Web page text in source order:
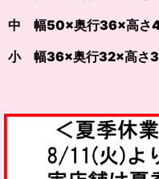
中 幅50×奥行36×高さ
小 幅36×奥行32×高さ